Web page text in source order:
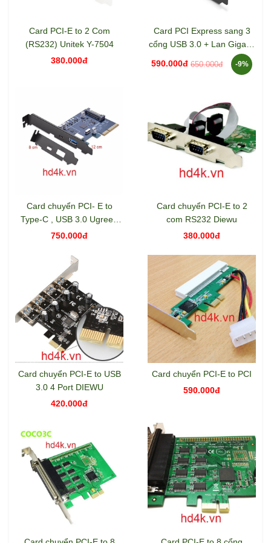
Card PCI-E to 2 Com
(RS232) Unitek Y-7504
380.000đ
Card PCI Express sang 3
cổng USB 3.0 + Lan Gigabit
590.000đ 650.000đ -9%
Card chuyển PCI- E to
Type-C , USB 3.0 Ugreen
30774
750.000đ
Card chuyển PCI-E to 2
com RS232 Diewu
380.000đ
Card chuyển PCI-E to USB
3.0 4 Port DIEWU
420.000đ
Card chuyển PCI-E to PCI
590.000đ